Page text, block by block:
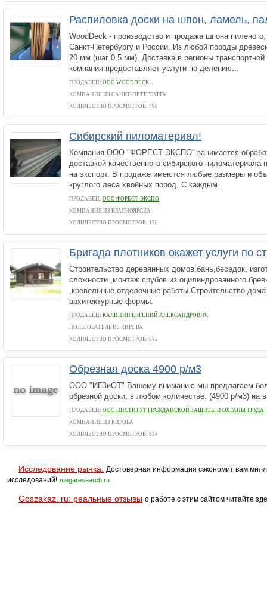
Распиловка доски на шпон, ламель,
WoodDeck - производство и продажа шпона
Санкт-Петербургу и России. Из любой породы
20 мм (шаг 0,5 мм). Доставка в регионы
компания предоставляет услуги по делению...
ПРОДАВЕЦ: ООО WOODDECK
КОМПАНИЯ ИЗ САНКТ-ПЕТЕРБУРГА
КОЛИЧЕСТВО ПРОСМОТРОВ: 798
Сибирский пиломатериал!
Компания ООО "ФОРЕСТ-ЭКСПО" занимается
доставкой качественного сибирского пиломатериала
на экспорт. В продаже имеются любые размеры и
круглого леса хвойных пород. С каждым...
ПРОДАВЕЦ: ООО ФОРЕСТ-ЭКСПО
КОМПАНИЯ ИЗ КРАСНОЯРСКА
КОЛИЧЕСТВО ПРОСМОТРОВ: 170
Бригада плотников окажет услуги по
Строительство деревянных домов,бань,беседок,
сложности ,монтаж срубов из оцилиндрованного
,кровельные,отделочные работы.Строительство
архитектурные формы.
ПРОДАВЕЦ: КАЛИНИН ЕВГЕНИЙ АЛЕКСАНДРОВИЧ
ПОЛЬЗОВАТЕЛЬ ИЗ КИРОВА
КОЛИЧЕСТВО ПРОСМОТРОВ: 672
Обрезная доска 4900 р/м3
OOO "ИГЗиОТ" Вашему вниманию мы предлагаем
обрезной доски, в любом количестве. (4900 р/м3)
ПРОДАВЕЦ: ООО ИНСТИТУТ ГРАЖДАНСКОЙ ЗАЩИТЫ И ОХРАНЫ ТРУДА
КОМПАНИЯ ИЗ КИРОВА
КОЛИЧЕСТВО ПРОСМОТРОВ: 834
Исследование рынка.
Достоверная информация сэкономит вам
исследований! megaresearch.ru
Goszakaz. ru: реальные отзывы о работе с этим сайтом читайте